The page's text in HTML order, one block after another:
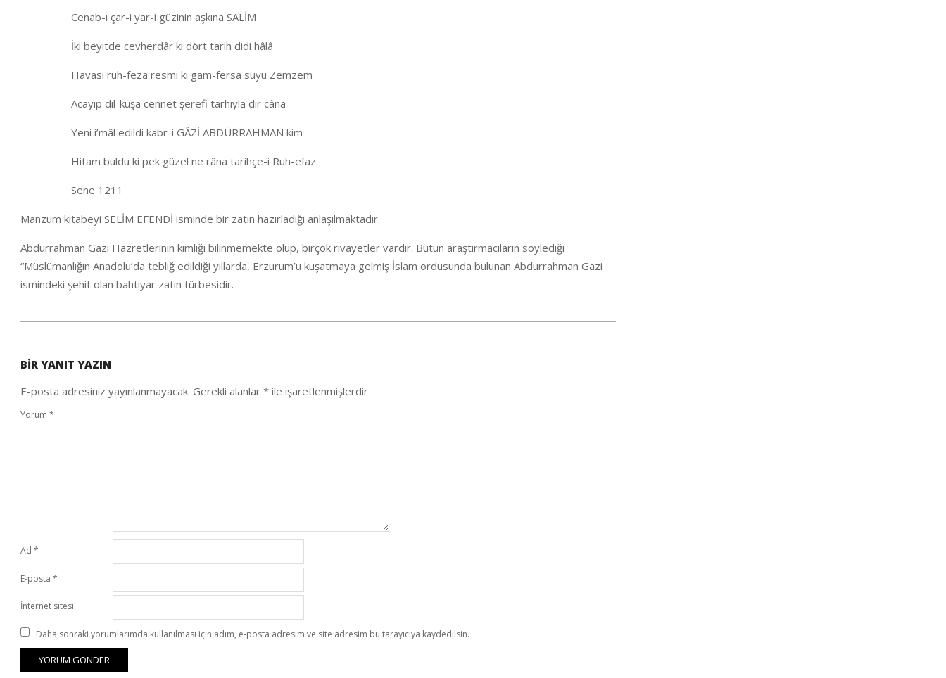
Cenab-ı çar-i yar-i güzinin aşkına SALİM
İki beyitde cevherdâr ki dört tarih didi hâlâ
Havası ruh-feza resmi ki gam-fersa suyu Zemzem
Acayip dil-küşa cennet şerefi tarhıyla dır câna
Yeni i’mâl edildi kabr-i GÂZİ ABDÜRRAHMAN kim
Hitam buldu ki pek güzel ne râna tarihçe-i Ruh-efaz.
Sene 1211
Manzum kitabeyi SELİM EFENDİ isminde bir zatın hazırladığı anlaşılmaktadır.
Abdurrahman Gazi Hazretlerinin kimliği bilinmemekte olup, birçok rivayetler vardır. Bütün araştırmacıların söylediği
“Müslümanlığın Anadolu’da tebliğ edildiği yıllarda, Erzurum’u kuşatmaya gelmiş İslam ordusunda bulunan Abdurrahman Gazi
ismindeki şehit olan bahtiyar zatın türbesidir.
30
BIR YANIT YAZIN
E-posta adresiniz yayınlanmayacak. Gerekli alanlar * ile işaretlenmişlerdir
Yorum *
Ad *
E-posta *
İnternet sitesi
Daha sonraki yorumlarımda kullanılması için adım, e-posta adresim ve site adresim bu tarayıcıya kaydedilsin.